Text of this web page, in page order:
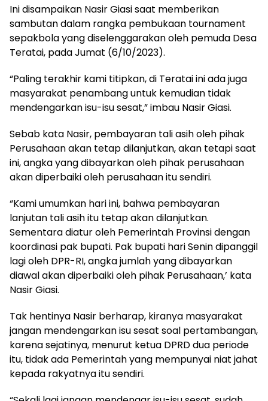
Ini disampaikan Nasir Giasi saat memberikan
sambutan dalam rangka pembukaan tournament
sepakbola yang diselenggarakan oleh pemuda Desa
Teratai, pada Jumat (6/10/2023).
“Paling terakhir kami titipkan, di Teratai ini ada juga
masyarakat penambang untuk kemudian tidak
mendengarkan isu-isu sesat,” imbau Nasir Giasi.
Sebab kata Nasir, pembayaran tali asih oleh pihak
Perusahaan akan tetap dilanjutkan, akan tetapi saat
ini, angka yang dibayarkan oleh pihak perusahaan
akan diperbaiki oleh perusahaan itu sendiri.
“Kami umumkan hari ini, bahwa pembayaran
lanjutan tali asih itu tetap akan dilanjutkan.
Sementara diatur oleh Pemerintah Provinsi dengan
koordinasi pak bupati. Pak bupati hari Senin dipanggil
lagi oleh DPR-RI, angka jumlah yang dibayarkan
diawal akan diperbaiki oleh pihak Perusahaan,’ kata
Nasir Giasi.
Tak hentinya Nasir berharap, kiranya masyarakat
jangan mendengarkan isu sesat soal pertambangan,
karena sejatinya, menurut ketua DPRD dua periode
itu, tidak ada Pemerintah yang mempunyai niat jahat
kepada rakyatnya itu sendiri.